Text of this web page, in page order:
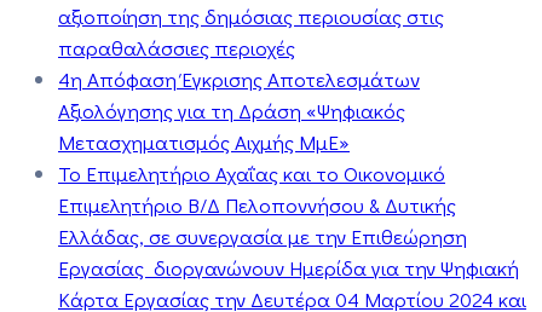
αξιοποίηση της δημόσιας περιουσίας στις
παραθαλάσσιες περιοχές
4η Απόφαση Έγκρισης Αποτελεσμάτων
Αξιολόγησης για τη Δράση «Ψηφιακός
Μετασχηματισμός Αιχμής ΜμΕ»
Το Επιμελητήριο Αχαΐας και το Οικονομικό
Επιμελητήριο Β/Δ Πελοποννήσου & Δυτικής
Ελλάδας, σε συνεργασία με την Επιθεώρηση
Εργασίας διοργανώνουν Ημερίδα για την Ψηφιακή
Κάρτα Εργασίας την Δευτέρα 04 Μαρτίου 2024 και